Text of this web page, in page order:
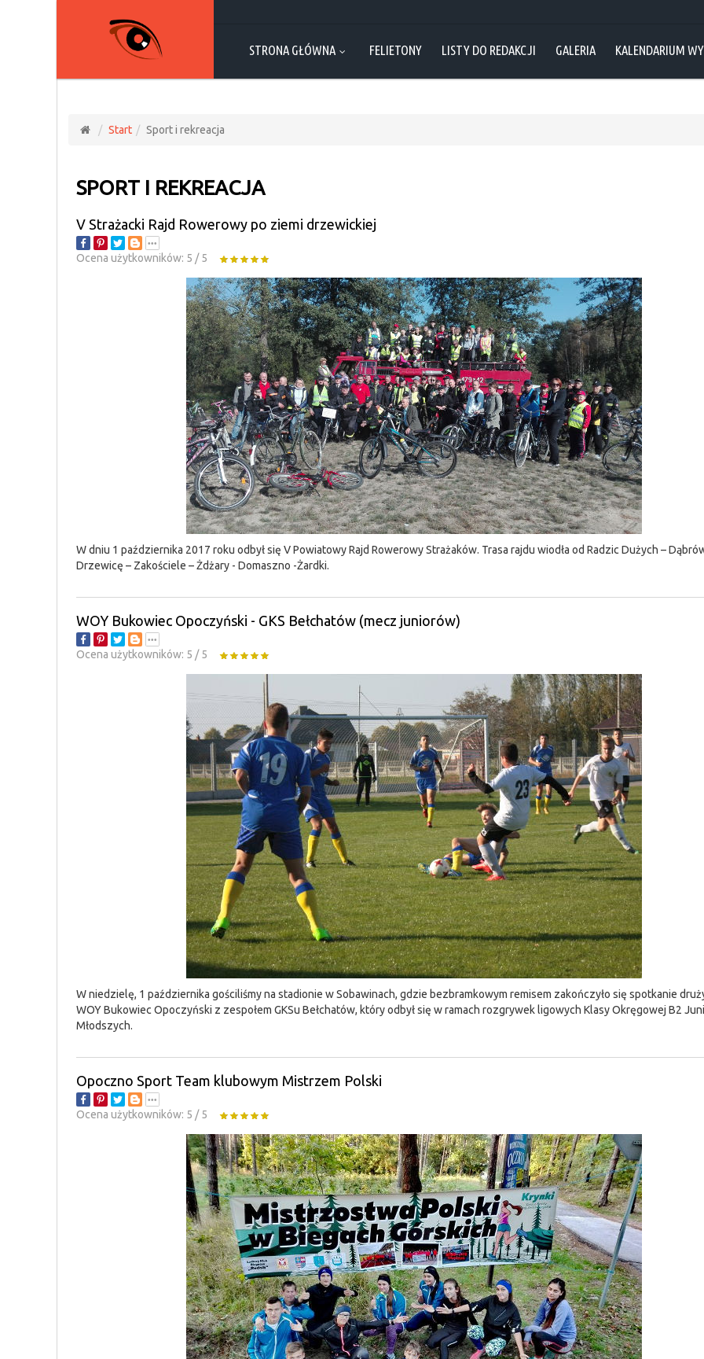
STRONA GŁÓWNA FELIETONY LISTY DO REDAKCJI GALERIA KALENDARIUM
Start Sport i rekreacja
SPORT I REKREACJA
V Strażacki Rajd Rowerowy po ziemi drzewickiej
Ocena użytkowników: 5 /5
W dniu 1 października 2017 roku odbył się V Powiatowy Rajd Rowerowy Strażaków. Trasa rajdu wiodła od Radzic Dużych –
Drzewicę – Zakościele – Żdżary - Domaszno -Żardki.
WOY Bukowiec Opoczyński - GKS Bełchatów (mecz juniorów)
Ocena użytkowników: 5 /5
W niedzielę, 1 października gościliśmy na stadionie w Sobawinach, gdzie bezbramkowym remisem zakończyło się spotkanie
WOY Bukowiec Opoczyński z zespołem GKSu Bełchatów, który odbył się w ramach rozgrywek ligowych Klasy Okręgowej B2
Młodszych.
Opoczno Sport Team klubowym Mistrzem Polski
Ocena użytkowników: 5 /5